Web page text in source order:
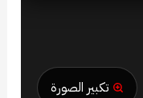
تكبير الصورة